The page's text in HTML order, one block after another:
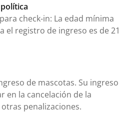
urgente
check-in: La edad mínima
el registro de ingreso es de 21
de mascotas. Su ingreso
en la cancelación de la
penalizaciones.